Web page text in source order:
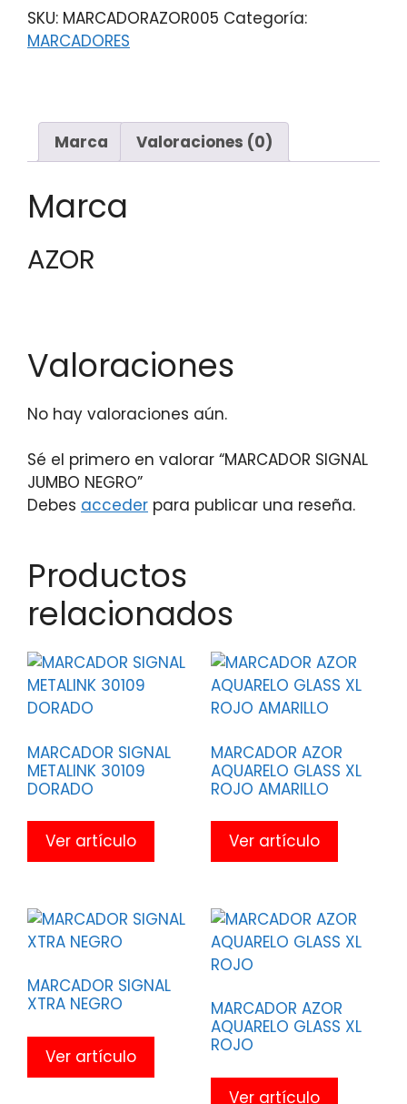
SKU: MARCADORAZOR005 Categoría:
MARCADORES
Marca Valoraciones (0)
Marca
AZOR
Valoraciones
No hay valoraciones aún.
Sé el primero en valorar “MARCADOR SIGNAL
JUMBO NEGRO”
Debes acceder para publicar una reseña.
Productos
relacionados
MARCADOR SIGNAL
METALINK 30109
DORADO
Ver artículo
MARCADOR AZOR
AQUARELO GLASS XL
ROJO AMARILLO
Ver artículo
MARCADOR SIGNAL
XTRA NEGRO
Ver artículo
MARCADOR AZOR
AQUARELO GLASS XL
ROJO
Ver artículo